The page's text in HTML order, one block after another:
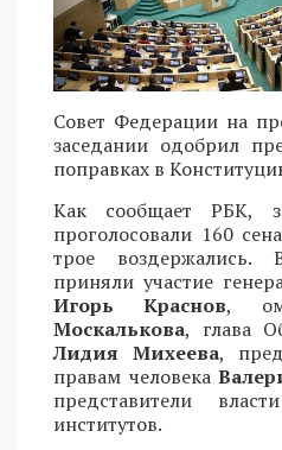
Совет Федерации на
заседании одобрил
поправках в
Как сообщает РБК,
проголосовали 160
трое воздержались.
приняли участие
Игорь Краснов,
Москалькова, глава
Лидия Михеева,
правам человека
представители
институтов.